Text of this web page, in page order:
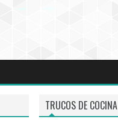
TRUCOS DE COCINA